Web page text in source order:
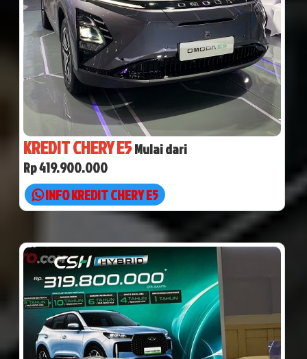
KREDIT CHERY E5Mulai dari
Rp 419.900.000
INFO KREDIT CHERY E5